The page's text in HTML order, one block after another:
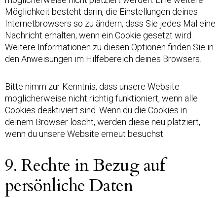
Möglichkeit besteht darin, die Einstellungen deines
Internetbrowsers so zu ändern, dass Sie jedes Mal eine
Nachricht erhalten, wenn ein Cookie gesetzt wird.
Weitere Informationen zu diesen Optionen finden Sie in
den Anweisungen im Hilfebereich deines Browsers.
Bitte nimm zur Kenntnis, dass unsere Website
möglicherweise nicht richtig funktioniert, wenn alle
Cookies deaktiviert sind. Wenn du die Cookies in
deinem Browser löscht, werden diese neu platziert,
wenn du unsere Website erneut besuchst.
9. Rechte in Bezug auf
persönliche Daten